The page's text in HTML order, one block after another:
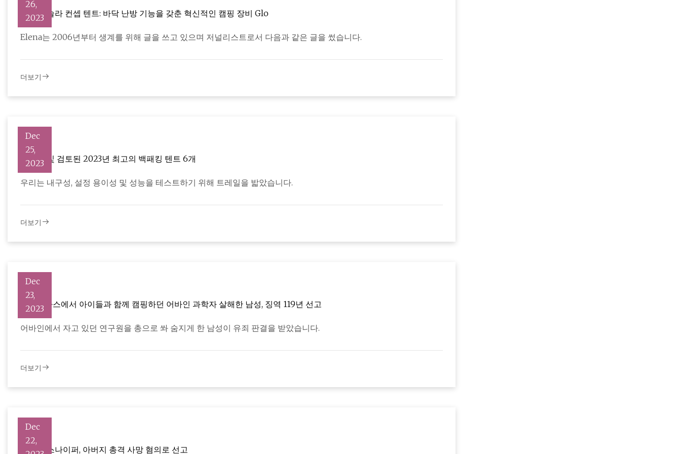
26,
2023
오렌지 솔라 컨셉 텐트: 바닥 난방 기능을 갖춘 혁신적인 캠핑 장비 Glo
Elena는 2006년부터 생계를 위해 글을 쓰고 있으며 저널리스트로서 다음과 같은 글을 썼습니다.
더보기
Dec
25,
2023
테스트 및 검토된 2023년 최고의 백패킹 텐트 6개
우리는 내구성, 설정 용이성 및 성능을 테스트하기 위해 트레일을 밟았습니다.
더보기
Dec
23,
2023
칼라바사스에서 아이들과 함께 캠핑하던 어바인 과학자 살해한 남성, 징역 119년 선고
어바인에서 자고 있던 연구원을 총으로 쏴 숨지게 한 남성이 유죄 판결을 받았습니다.
더보기
Dec
22,
말리부 스나이퍼, 아버지 총격 사망 혐의로 선고